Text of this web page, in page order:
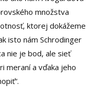
množstva
ktorej dokážeme
isto nám Schrodinger
nie je bod, ale sieť
meraní a vďaka jeho